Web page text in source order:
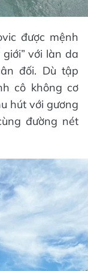
được mệnh
với làn da
đối. Dù tập
cô không cơ
hút với gương
đường nét